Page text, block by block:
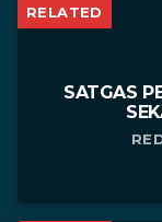
RELATED
SATGAS